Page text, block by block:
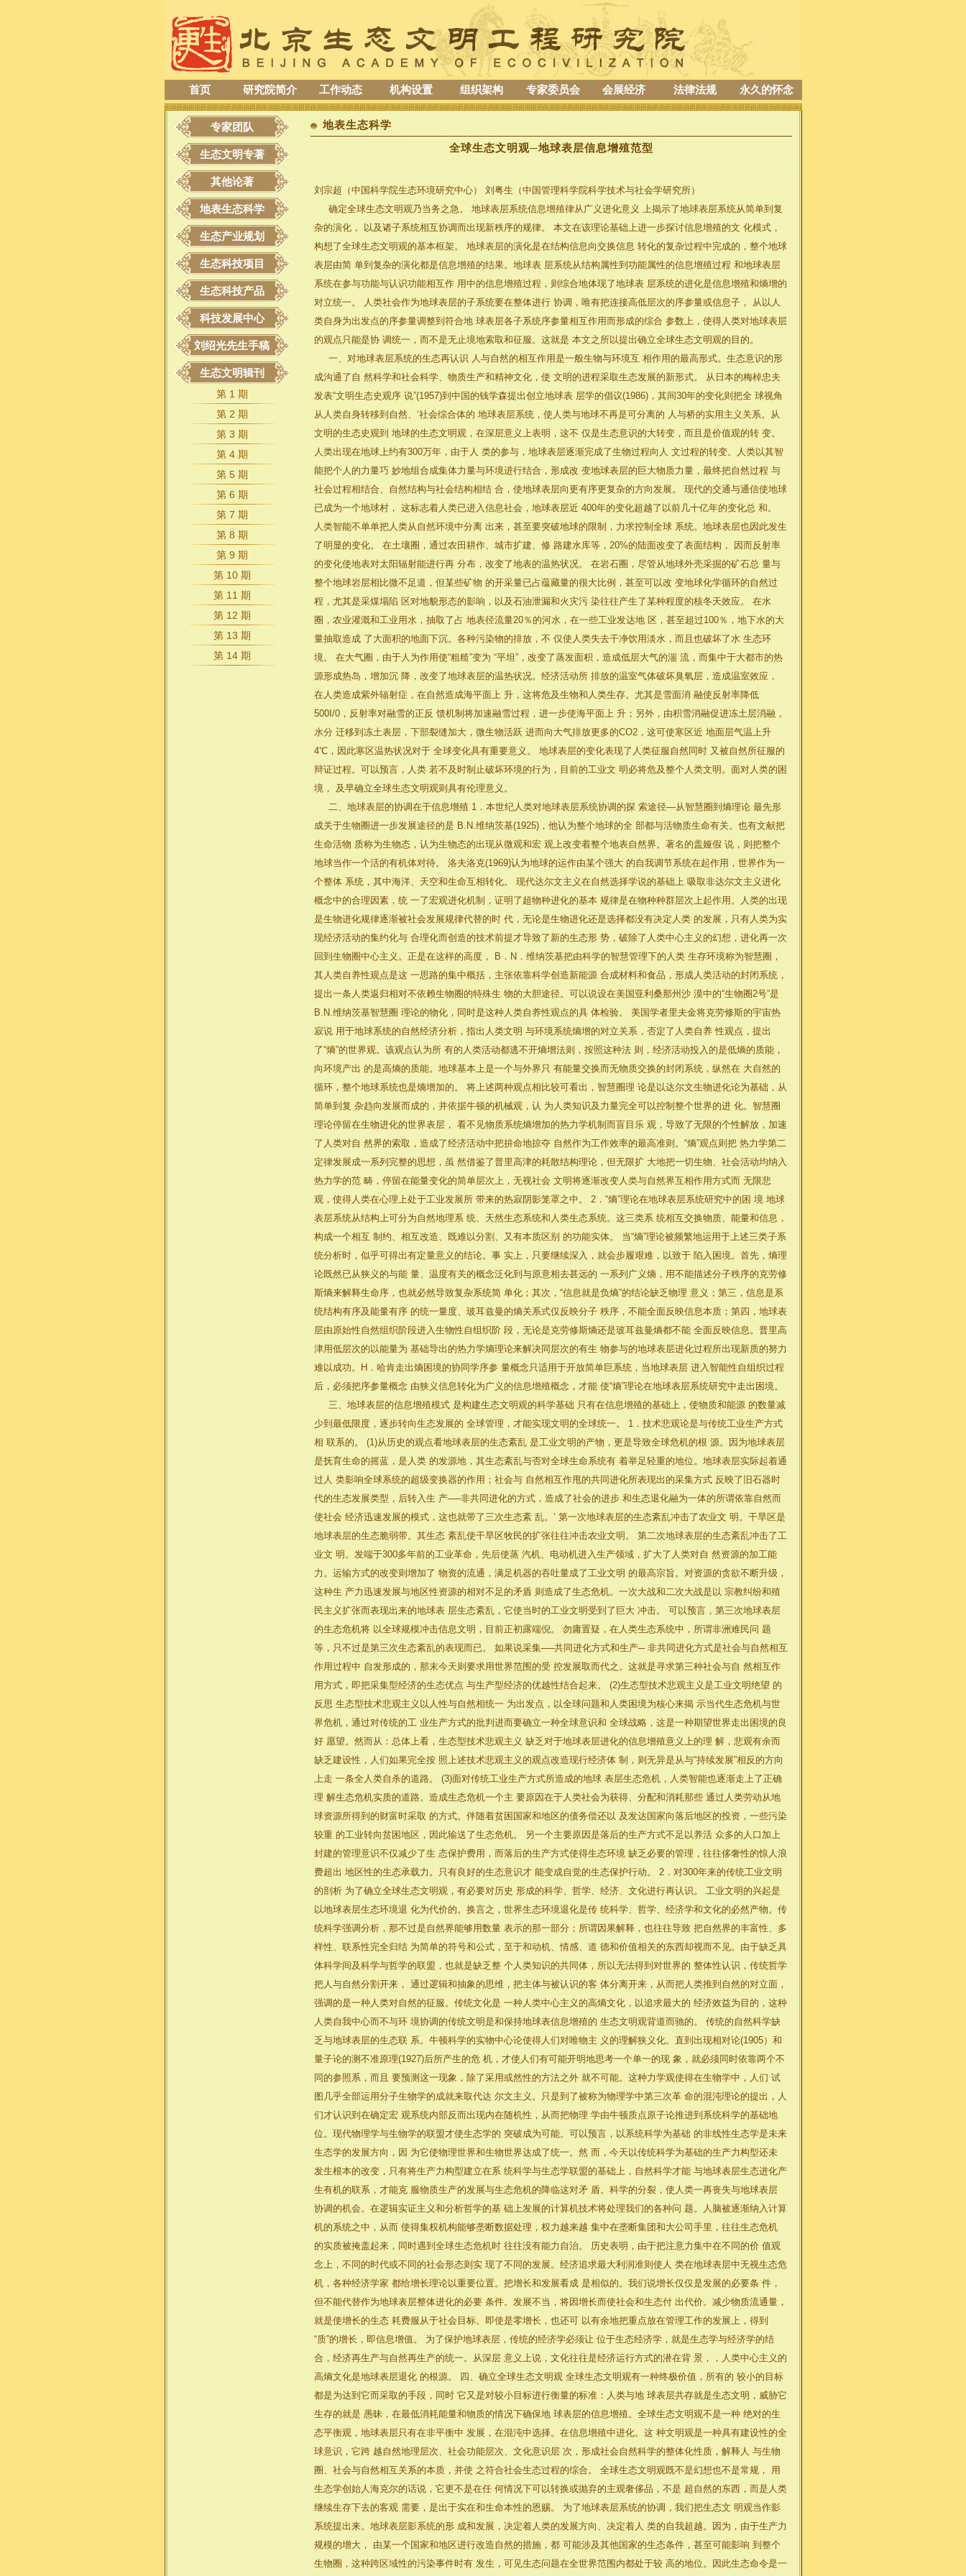
首页 研究院简介 工作动态 机构设置 组织架构 专家委员会 会展经济 法律法规 永久的怀念
专家团队
生态文明专著
其他论著
地表生态科学
生态产业规划
生态科技项目
生态科技产品
科技发展中心
刘绍光先生手稿
生态文明辑刊
第 1 期
第 2 期
第 3 期
第 4 期
第 5 期
第 6 期
第 7 期
第 8 期
第 9 期
第 10 期
第 11 期
第 12 期
第 13 期
第 14 期
地表生态科学
全球生态文明观─地球表层信息增殖范型
刘宗超（中国科学院生态环境研究中心） 刘粤生（中国管理科学院科学技术与社会学研究所）
确定全球生态文明观乃当务之急。 地球表层系统信息增殖律从广义进化意义 上揭示了地球表层系统从简单到复
杂的演化， 以及诸子系统相互协调而出现新秩序的规律。 本文在该理论基础上进一步探讨信息增殖的文 化模式，
构想了全球生态文明观的基本框架。 地球表层的演化是在结构信息向交换信息 转化的复杂过程中完成的，整个地球
表层由简 单到复杂的演化都是信息增殖的结果。地球表 层系统从结构属性到功能属性的信息增殖过程 和地球表层
系统在参与功能与认识功能相互作 用中的信息增殖过程，则综合地体现了地球表 层系统的进化是信息增殖和熵增的
对立统一。 人类社会作为地球表层的子系统要在整体进行 协调，唯有把连接高低层次的序参量或信息子， 从以人
类自身为出发点的序参量调整到符合地 球表层各子系统序参量相互作用而形成的综合 参数上，使得人类对地球表层
的观点只能是协 调统一，而不是无止境地索取和征服。这就是 本文之所以提出确立全球生态文明观的目的。
一、对地球表层系统的生态再认识 人与自然的相互作用是一般生物与环境互 相作用的最高形式。生态意识的形
成沟通了自 然科学和社会科学、物质生产和精神文化，使 文明的进程采取生态发展的新形式。 从日本的梅棹忠夫
发表“文明生态史观序 说”(1957)到中国的钱学森提出创立地球表 层学的倡议(1986)，其间30年的变化则把全 球视角
从人类自身转移到自然、‘社会综合体的 地球表层系统，使人类与地球不再是可分离的 人与桥的实用主义关系。从
文明的生态史观到 地球的生态文明观，在深层意义上表明，这不 仅是生态意识的大转变，而且是价值观的转 变。
人类出现在地球上约有300万年，由于人 类的参与，地球表层逐渐完成了生物过程向人 文过程的转变。人类以其智
能把个人的力量巧 妙地组合成集体力量与环境进行结合，形成改 变地球表层的巨大物质力量，最终把自然过程 与
社会过程相结合、自然结构与社会结构相结 合，使地球表层向更有序更复杂的方向发展。 现代的交通与通信使地球
已成为一个地球村， 这标志着人类已进入信息社会，地球表层近 400年的变化超越了以前几十亿年的变化总 和。
人类智能不单单把人类从自然环境中分离 出来，甚至要突破地球的限制，力求控制全球 系统。地球表层也因此发生
了明显的变化。 在土壤圈，通过农田耕作、城市扩建、修 路建水库等，20%的陆面改变了表面结构， 因而反射率
的变化使地表对太阳辐射能进行再 分布，改变了地表的温热状况。 在岩石圈，尽管从地球外壳采掘的矿石总 量与
整个地球岩层相比微不足道，但某些矿物 的开采量已占蕴藏量的很大比例，甚至可以改 变地球化学循环的自然过
程，尤其是采煤塌陷 区对地貌形态的影响，以及石油泄漏和火灾污 染往往产生了某种程度的核冬天效应。 在水
圈，农业灌溉和工业用水，抽取了占 地表径流量20％的河水，在一些工业发达地 区，甚至超过100％，地下水的大
量抽取造成 了大面积的地面下沉。各种污染物的排放，不 仅使人类失去干净饮用淡水，而且也破坏了水 生态环
境。 在大气圈，由于人为作用使“粗糙”变为 “平坦”，改变了蒸发面积，造成低层大气的湍 流，而集中于大都市的热
源形成热岛，增加沉 降，改变了地球表层的温热状况。经济活动所 排放的温室气体破坏臭氧层，造成温室效应，
在人类造成紫外辐射症，在自然造成海平面上 升，这将危及生物和人类生存。尤其是雪面消 融使反射率降低
500I/0，反射率对融雪的正反 馈机制将加速融雪过程，进一步使海平面上 升；另外，由积雪消融促进冻土层消融，
水分 迁移到冻土表层，下部裂缝加大，微生物活跃 进而向大气排放更多的CO2，这可使寒区近 地面层气温上升
4℃，因此寒区温热状况对于 全球变化具有重要意义。 地球表层的变化表现了人类征服自然同时 又被自然所征服的
辩证过程。可以预言，人类 若不及时制止破坏环境的行为，目前的工业文 明必将危及整个人类文明。面对人类的困
境， 及早确立全球生态文明观则具有伦理意义。
二、地球表层的协调在于信息增殖 1．本世纪人类对地球表层系统协调的探 索途径—从智慧圈到熵理论 最先形
成关于生物圈进一步发展途径的是 B.N.维纳茨基(1925)，他认为整个地球的全 部都与活物质生命有关。也有文献把
生命活物 质称为生物态，认为生物态的出现从微观和宏 观上改变着整个地表自然界。著名的盖娅假 说，则把整个
地球当作一个活的有机体对待。 洛夫洛克(1969)认为地球的运作由某个强大 的自我调节系统在起作用，世界作为一
个整体 系统，其中海洋、天空和生命互相转化。 现代达尔文主义在自然选择学说的基础上 吸取非达尔文主义进化
概念中的合理因素，统 一了宏观进化机制，证明了超物种进化的基本 规律是在物种种群层次上起作用。人类的出现
是生物进化规律逐渐被社会发展规律代替的时 代，无论是生物进化还是选择都没有决定人类 的发展，只有人类为实
现经济活动的集约化与 合理化而创造的技术前提才导致了新的生态形 势，破除了人类中心主义的幻想，进化再一次
回到生物圈中心主义。正是在这样的高度， B．N．维纳茨基把由科学的智慧管理下的人类 生存环境称为智慧圈，
其人类自养性观点是这 一思路的集中概括，主张依靠科学创造新能源 合成材料和食品，形成人类活动的封闭系统，
提出一条人类返归相对不依赖生物圈的特殊生 物的大胆途径。可以说设在美国亚利桑那州沙 漠中的“生物圈2号”是
B.N.维纳茨基智慧圈 理论的物化，同时是这种人类自养性观点的具 体检验。 美国学者里夫金将克劳修斯的宇宙热
寂说 用于地球系统的自然经济分析，指出人类文明 与环境系统熵增的对立关系，否定了人类自养 性观点，提出
了“熵”的世界观。该观点认为所 有的人类活动都逃不开熵增法则，按照这种法 则，经济活动投入的是低熵的质能，
向环境产出 的是高熵的质能。地球基本上是一个与外界只 有能量交换而无物质交换的封闭系统，纵然在 大自然的
循环，整个地球系统也是熵增加的。 将上述两种观点相比较可看出，智慧圈理 论是以达尔文生物进化论为基础，从
简单到复 杂趋向发展而成的，并依据牛顿的机械观，认 为人类知识及力量完全可以控制整个世界的进 化。智慧圈
理论停留在生物进化的世界表层， 看不见物质系统熵增加的热力学机制而盲目乐 观，导致了无限的个性解放，加速
了人类对自 然界的索取，造成了经济活动中把拚命地掠夺 自然作为工作效率的最高准则。“熵”观点则把 热力学第二
定律发展成一系列完整的思想，虽 然借鉴了普里高津的耗散结构理论，但无限扩 大地把一切生物、社会活动均纳入
热力学的范 畴，停留在能量变化的简单层次上，无视社会 文明将逐渐改变人类与自然界互相作用方式而 无限悲
观，使得人类在心理上处于工业发展所 带来的热寂阴影笼罩之中。 2．“熵”理论在地球表层系统研究中的困 境 地球
表层系统从结构上可分为自然地理系 统、天然生态系统和人类生态系统。这三类系 统相互交换物质、能量和信息，
构成一个相互 制约、相互改造、既难以分割、又有本质区别 的功能实体。 当“熵”理论被频繁地运用于上述三类子系
统分析时，似乎可得出有定量意义的结论。事 实上，只要继续深入，就会步履艰难，以致于 陷入困境。首先，熵理
论既然已从狭义的与能 量、温度有关的概念泛化到与原意相去甚远的 一系列广义熵，用不能描述分子秩序的克劳修
斯熵来解释生命序，也就必然导致复杂系统简 单化；其次，“信息就是负熵”的结论缺乏物理 意义；第三，信息是系
统结构有序及能量有序 的统一量度、玻耳兹曼的熵关系式仅反映分子 秩序，不能全面反映信息本质；第四，地球表
层由原始性自然组织阶段进入生物性自组织阶 段，无论是克劳修斯熵还是玻耳兹曼熵都不能 全面反映信息。普里高
津用低层次的以能量为 基础导出的热力学熵理论来解决同层次的有生 物参与的地球表层进化过程所出现新质的努力
难以成功。H．哈肯走出熵困境的协同学序参 量概念只适用于开放简单巨系统，当地球表层 进入智能性自组织过程
后，必须把序参量概念 由狭义信息转化为广义的信息增殖概念，才能 使“熵”理论在地球表层系统研究中走出困境。
三、地球表层的信息增殖模式 是构建生态文明观的科学基础 只有在信息增殖的基础上，使物质和能源 的数量减
少到最低限度，逐步转向生态发展的 全球管理，才能实现文明的全球统一。 1．技术悲观论是与传统工业生产方式
相 联系的。 (1)从历史的观点看地球表层的生态紊乱 是工业文明的产物，更是导致全球危机的根 源。因为地球表层
是抚育生命的摇蓝，是人类 的发源地，其生态紊乱与否对全球生命系统有 着举足轻重的地位。地球表层实际起着通
过人 类影响全球系统的超级变换器的作用；社会与 自然相互作甩的共同进化所表现出的采集方式 反映了旧石器时
代的生态发展类型，后转入生 产──非共同进化的方式，造成了社会的进步 和生态退化融为一体的所谓依靠自然而
使社会 经济迅速发展的模式，这也就带了三次生态紊 乱。’ 第一次地球表层的生态紊乱冲击了农业文 明。干旱区是
地球表层的生态脆弱带。其生态 紊乱使干旱区牧民的扩张往往冲击农业文明。 第二次地球表层的生态紊乱冲击了工
业文 明。发端于300多年前的工业革命，先后使蒸 汽机、电动机进入生产领域，扩大了人类对自 然资源的加工能
力。运输方式的改变则增加了 物资的流通，满足机器的吞吐量成了工业文明 的最高宗旨。对资源的贪欲不断升级，
这种生 产力迅速发展与地区性资源的相对不足的矛盾 则造成了生态危机。一次大战和二次大战是以 宗教纠纷和殖
民主义扩张而表现出来的地球表 层生态紊乱，它使当时的工业文明受到了巨大 冲击。 可以预言，第三次地球表层
的生态危机将 以全球规模冲击信息文明，目前正初露端倪。 勿庸置疑，在人类生态系统中，所谓非洲难民问 题
等，只不过是第三次生态紊乱的表现而已。 如果说采集──共同进化方式和生产─ 非共同进化方式是社会与自然相互
作用过程中 自发形成的，那末今天则要求用世界范围的受 控发展取而代之。这就是寻求第三种社会与自 然相互作
用方式，即把采集型经济的生态优点 与生产型经济的优越性结合起来。 (2)生态型技术悲观主义是工业文明绝望 的
反思 生态型技术悲观主义以人性与自然相统一 为出发点，以全球问题和人类困境为核心来揭 示当代生态危机与世
界危机，通过对传统的工 业生产方式的批判进而要确立一种全球意识和 全球战略，这是一种期望世界走出困境的良
好 愿望。然而从：总体上看，生态型技术悲观主义 缺乏对于地球表层进化的信息增殖意义上的理 解，悲观有余而
缺乏建设性，人们如果完全按 照上述技术悲观主义的观点改造现行经济体 制，则无异是从与“持续发展”相反的方向
上走 一条全人类自杀的道路。 (3)面对传统工业生产方式所造成的地球 表层生态危机，人类智能也逐渐走上了正确
理 解生态危机实质的道路。造成生态危机一个主 要原因在于人类社会为获得、分配和消耗那些 通过人类劳动从地
球资源所得到的财富时采取 的方式。伴随着贫困国家和地区的债务偿还以 及发达国家向落后地区的投资，一些污染
较重 的工业转向贫困地区，因此输送了生态危机。 另一个主要原因是落后的生产方式不足以养活 众多的人口加上
封建的管理意识不仅减少了生 态保护费用，而落后的生产方式使得生态环境 缺乏必要的管理，往往侈奢性的惊人浪
费超出 地区性的生态承载力。只有良好的生态意识才 能变成自觉的生态保护行动。 2．对300年来的传统工业文明
的剖析 为了确立全球生态文明观，有必要对历史 形成的科学、哲学、经济、文化进行再认识。 工业文明的兴起是
以地球表层生态环境退 化为代价的。换言之，世界生态环境退化是传 统科学、哲学、经济学和文化的必然产物。传
统科学强调分析，那不过是自然界能够用数量 表示的那一部分；所谓因果解释，也往往导致 把自然界的丰富性、多
样性、联系性完全归结 为简单的符号和公式，至于和动机、情感、道 德和价值相关的东西却视而不见。由于缺乏具
体科学间及科学与哲学的联盟，也就是缺乏整 个人类知识的共同体，所以无法得到对世界的 整体性认识，传统哲学
把人与自然分割开来， 通过逻辑和抽象的思维，把主体与被认识的客 体分离开来，从而把人类推到自然的对立面，
强调的是一种人类对自然的征服。传统文化是 一种人类中心主义的高熵文化，以追求最大的 经济效益为目的，这种
人类自我中心而不与环 境协调的传统文明是和保持地球表信息增殖的 生态文明观背道而驰的。 传统的自然科学缺
乏与地球表层的生态联 系。牛顿科学的实物中心论使得人们对唯物主 义的理解狭义化。直到出现相对论(1905）和
量子论的测不准原理(1927)后所产生的危 机，才使人们有可能开明地思考一个单一的现 象，就必须同时依靠两个不
同的参照系，而且 要预测这一现象，除了采用或然性的方法之外 就不可能。这种力学观使得在生物学中，人们 试
图几乎全部运用分子生物学的成就来取代达 尔文主义。只是到了被称为物理学中第三次革 命的混沌理论的提出，人
们才认识到在确定宏 观系统内部反而出现内在随机性，从而把物理 学由牛顿质点原子论推进到系统科学的基础地
位。现代物理学与生物学的联盟才使生态学的 突破成为可能。可以预言，以系统科学为基础 的非线性生态学是未来
生态学的发展方向，因 为它使物理世界和生物世界达成了统一。然 而，今天以传统科学为基础的生产力构型还未
发生根本的改变，只有将生产力构型建立在系 统科学与生态学联盟的基础上，自然科学才能 与地球表层生态进化产
生有机的联系，才能克 服物质生产的发展与生态危机的降临这对矛 盾。科学的分裂，使人类一再丧失与地球表层
协调的机会。在逻辑实证主义和分析哲学的基 础上发展的计算机技术将处理我们的各种问 题。人脑被逐渐纳入计算
机的系统之中，从而 使得集权机构能够垄断数据处理，权力越来越 集中在垄断集团和大公司手里，往往生态危机
的实质被掩盖起来，同时遇到全球生态危机时 往往没有能力自治。 历史表明，由于把注意力集中在不同的价 值观
念上，不同的时代或不同的社会形态则实 现了不同的发展。经济追求最大利润准则使人 类在地球表层中无视生态危
机，各种经济学家 都给增长理论以重要位置。把增长和发展看成 是相似的。我们说增长仅仅是发展的必要条 件，
但不能代替作为地球表层整体进化的必要 条件。发展不当，将因增长而使社会和生态付 出代价。减少物质流通量，
就是使增长的生态 耗费服从于社会目标。即使是零增长，也还可 以有余地把重点放在管理工作的发展上，得到
“质”的增长，即信息增值。 为了保护地球表层，传统的经济学必须让 位于生态经济学，就是生态学与经济学的结
合，经济再生产与自然再生产的统一。从深层 意义上说，文化往往是经济运行方式的潜在背 景，，人类中心主义的
高熵文化是地球表层退化 的根源。 四、确立全球生态文明观 全球生态文明观有一种终极价值，所有的 较小的目标
都是为达到它而采取的手段，同时 它又是对较小目标进行衡量的标准：人类与地 球表层共存就是生态文明，威胁它
生存的就是 愚昧，在最低消耗能量和物质的情况下确保地 球表层的信息增殖。全球生态文明观不是一种 绝对的生
态平衡观，地球表层只有在非平衡中 发展，在混沌中选择。在信息增殖中进化。这 种文明观是一种具有建设性的全
球意识，它跨 越自然地理层次、社会功能层次、文化意识层 次，形成社会自然科学的整体化性质，解释人 与生物
圈、社会与自然相互关系的本质，并使 之符合社会生态过程的综合。 全球生态文明观既不是幻想也不是常规， 用
生态学创始人海克尔的话说，它更不是在任 何情况下可以转换或抛弃的主观奢侈品，不是 超自然的东西，而是人类
继续生存下去的客观 需要，是出于实在和生命本性的恩赐。 为了地球表层系统的协调，我们把生态文 明观当作影
系统提出来。地球表层影系统的形 成和发展，决定着人类的发展方向、决定着人 类的自我超越。因为，由于生产力
规模的增大， 由某一个国家和地区进行改造自然的措施，都 可能涉及其他国家的生态条件，甚至可能影响 到整个
生物圈，这种跨区域性的污染事件时有 发生，可见生态问题在全世界范围内都处于较 高的地位。因此生态命令是一